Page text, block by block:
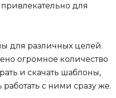
для
для различных целей.
огромное количество
и скачать шаблоны,
с ними сразу же.